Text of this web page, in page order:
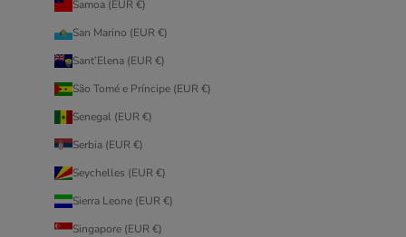
Samoa (EUR €)
San Marino (EUR €)
Sant’Elena (EUR €)
São Tomé e Príncipe (EUR €)
Senegal (EUR €)
Serbia (EUR €)
Seychelles (EUR €)
Sierra Leone (EUR €)
Singapore (EUR €)